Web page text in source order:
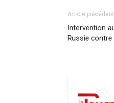
Article précédent
Intervention
Russie contre